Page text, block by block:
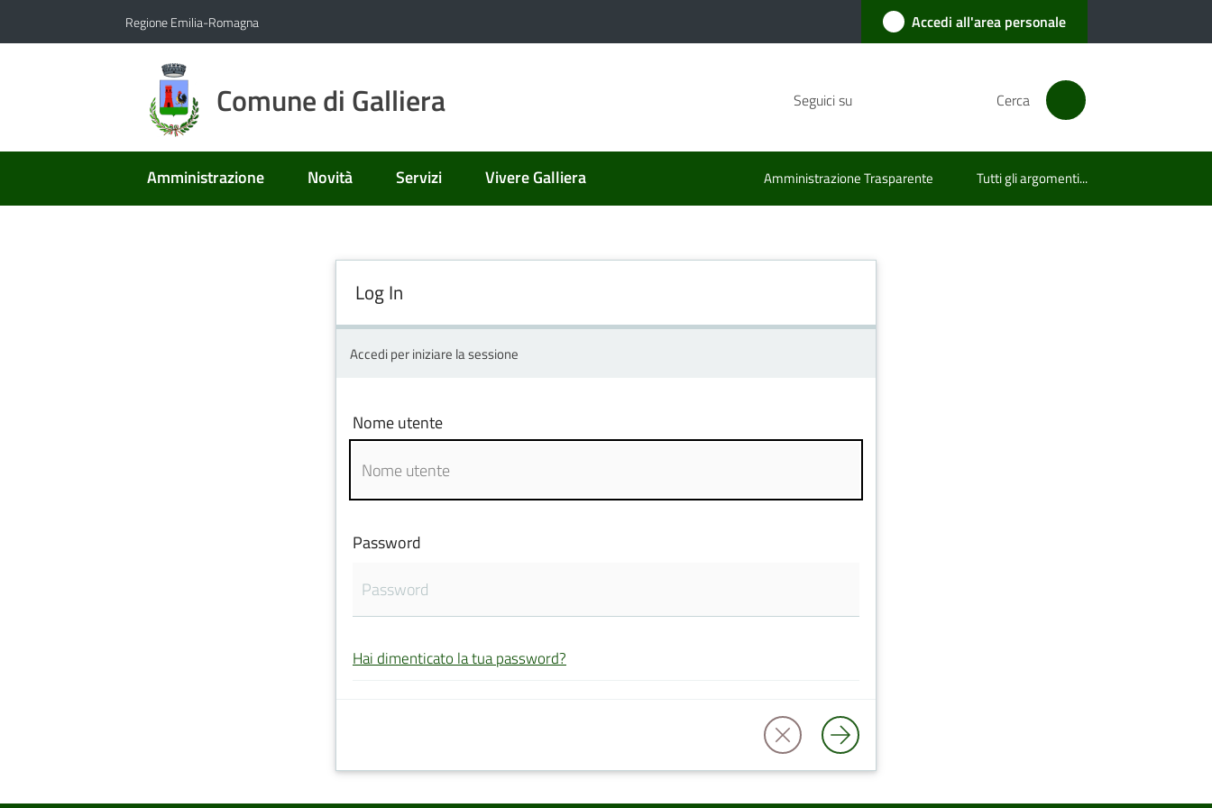
Regione Emilia-Romagna Accedi all'area personale
Comune di Galliera Seguici su Cerca
Amministrazione Novità Servizi Vivere Galliera Amministrazione Trasparente Tutti gli argomenti...
Log In
Accedi per iniziare la sessione
Nome utente
Password
Hai dimenticato la tua password?